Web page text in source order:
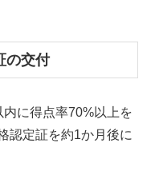
の交付
に得点率70%以上を
認定証を約1か月後に